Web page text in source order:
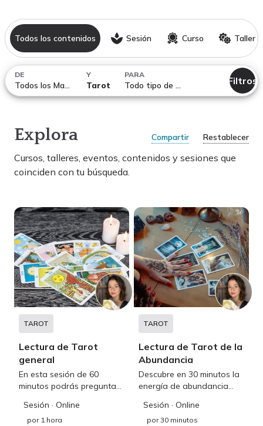
Todos los contenidos Sesión Curso Taller
DE
Todos los Maestros
Y
Tarot
PARA
Todo tipo de temáticas Filtros
Explora Compartir Restablecer
Cursos, talleres, eventos, contenidos y sesiones que
coinciden con tu búsqueda.
TAROT
Lectura de Tarot
general
En esta sesión de 60
minutos podrás preguntar
de tu vida, diferentes
energías y una guía más
Sesión · Online
por 1 hora
TAROT
Lectura de Tarot de la
Abundancia
Descubre en 30 minutos la
energía de abundancia
tomar mejores decisiones
sobre tu economía, trabajo,
Sesión · Online
por30 minutos